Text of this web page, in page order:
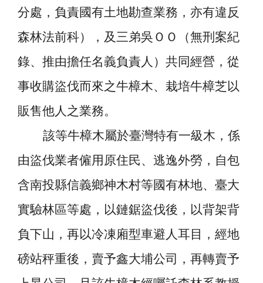
分處，負責國有土地勘查業務，亦有違反
森林法前科），及三弟吳ＯＯ（無刑案紀
錄、推由擔任名義負責人）共同經營，從
事收購盜伐而來之牛樟木、栽培牛樟芝以
販售他人之業務。
該等牛樟木屬於臺灣特有一級木，係
由盜伐業者僱用原住民、逃逸外勞，自包
含南投縣信義鄉神木村等國有林地、臺大
實驗林區等處，以鏈鋸盜伐後，以背架背
負下山，再以冷凍廂型車避人耳目，經地
磅站秤重後，賣予鑫大埔公司，再轉賣予